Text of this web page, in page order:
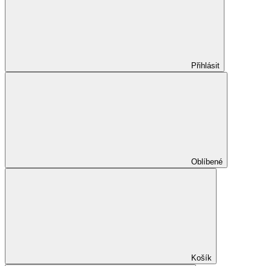
Přihlásit
Oblíbené
Košík